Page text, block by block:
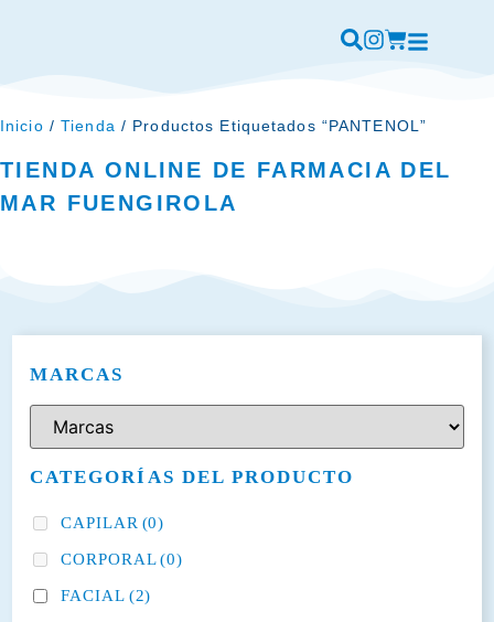
Inicio /Tienda / Productos Etiquetados “PANTENOL”
TIENDA ONLINE DE FARMACIA DEL
MAR FUENGIROLA
MARCAS
CATEGORÍAS DEL PRODUCTO
CAPILAR (0)
CORPORAL (0)
FACIAL (2)